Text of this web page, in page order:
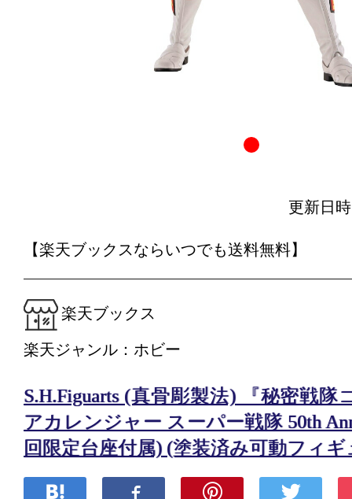
更新日
【楽天ブックスならいつでも送料無料】
楽天ブックス
楽天ジャンル：ホビー
S.H.Figuarts (真骨彫製法) 『秘密戦
アカレンジャー スーパー戦隊 50th
回限定台座付属) (塗装済み可動フィギ